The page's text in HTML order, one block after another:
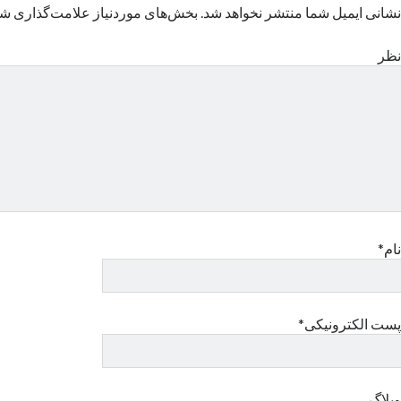
نشانی ایمیل شما منتشر نخواهد شد. بخش‌های موردنیاز علامت‌گذاری
نظر
نام*
پست الکترونیکی*